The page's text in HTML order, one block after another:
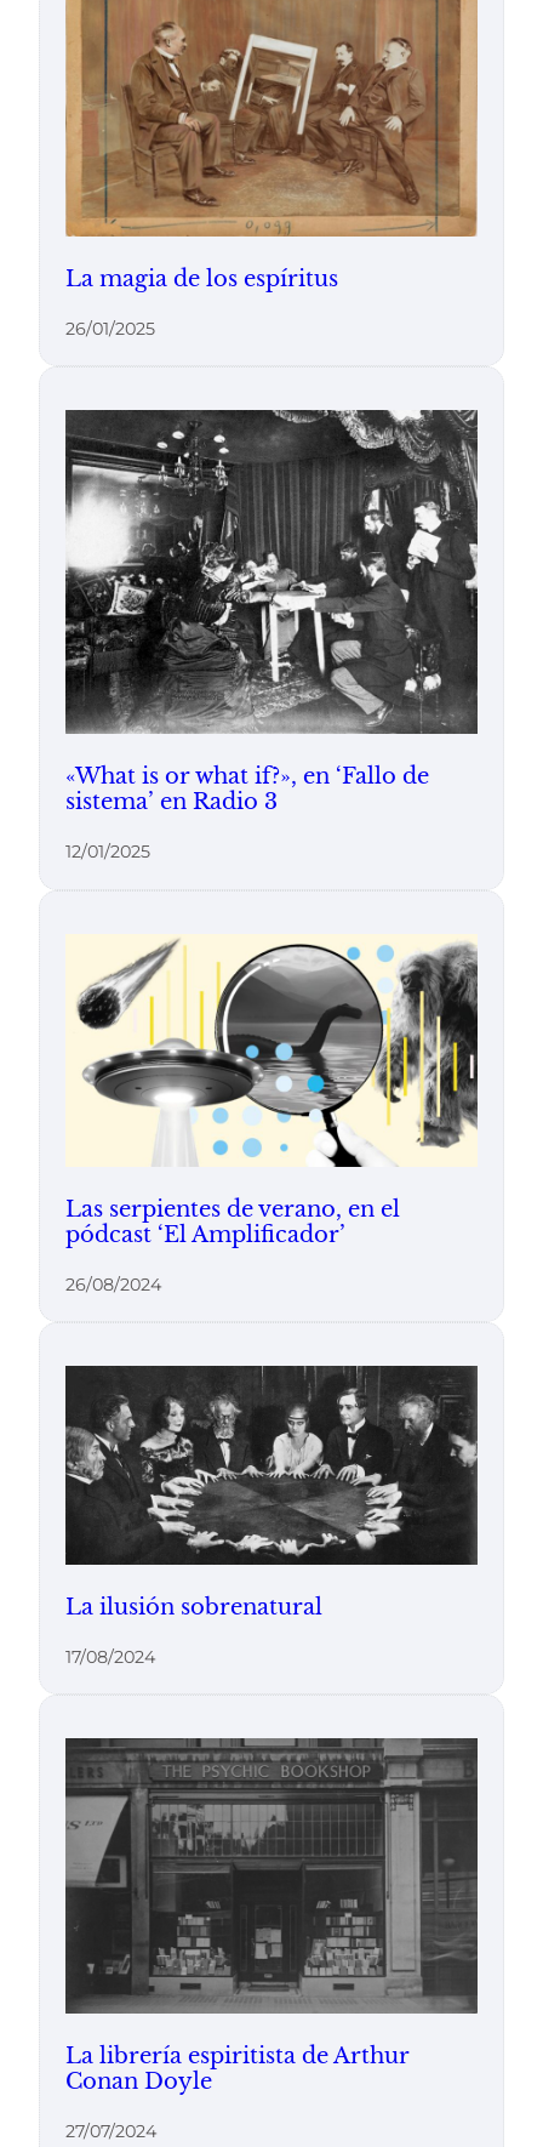
La magia de los espíritus
26/01/2025
«What is or what if?», en ‘Fallo de
sistema’ en Radio 3
12/01/2025
Las serpientes de verano, en el
pódcast ‘El Amplificador’
26/08/2024
La ilusión sobrenatural
17/08/2024
La librería espiritista de Arthur
Conan Doyle
27/07/2024